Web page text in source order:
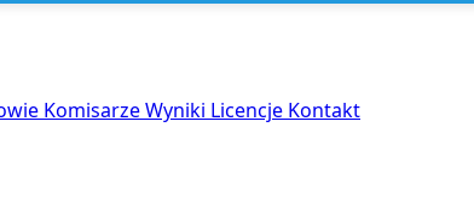
KomisarzeWyniki Licencje Kontakt